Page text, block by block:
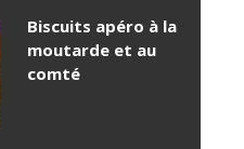
Biscuits apéro à la
moutarde et au
comté